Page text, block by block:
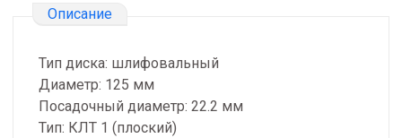
Описание
Тип диска: шлифовальный
Диаметр: 125 мм
Посадочный диаметр: 22.2 мм
Тип: КЛТ 1 (плоский)